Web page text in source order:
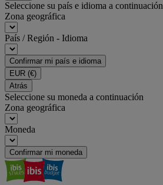
Seleccione su país e idioma a continuación
Zona geográfica
País / Región - Idioma
Confirmar mi país e idioma
EUR (€)
Atrás
Seleccione su moneda a continuación
Zona geográfica
Moneda
Confirmar mi moneda